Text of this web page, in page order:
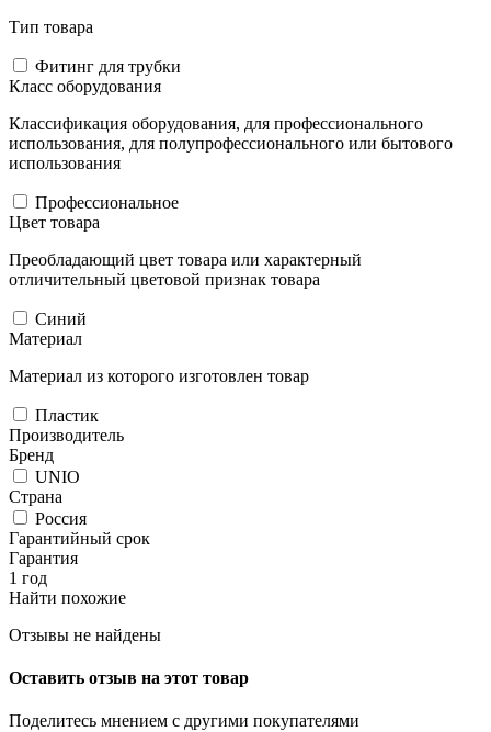
Тип товара
Фитинг для трубки
Класс оборудования
Классификация оборудования, для профессионального
использования, для полупрофессионального или бытового
использования
Профессиональное
Цвет товара
Преобладающий цвет товара или характерный
отличительный цветовой признак товара
Синий
Материал
Материал из которого изготовлен товар
Пластик
Производитель
Бренд
UNIO
Страна
Россия
Гарантийный срок
Гарантия
1 год
Найти похожие
Отзывы не найдены
Оставить отзыв на этот товар
Поделитесь мнением с другими покупателями